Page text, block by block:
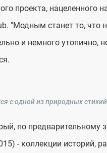
проекта, нацеленного
"Модным станет то, что
и немного утопично,
с одной из природных
по предварительному
- коллекции историй,